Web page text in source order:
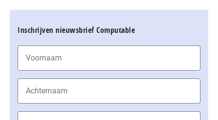
Inschrijven nieuwsbrief Computable